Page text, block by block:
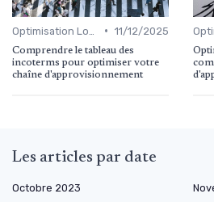
• 11/12/2025
Comprendre le tableau des
incoterms pour optimiser votre
chaîne d'approvisionnement
Les articles par date
Octobre 2023